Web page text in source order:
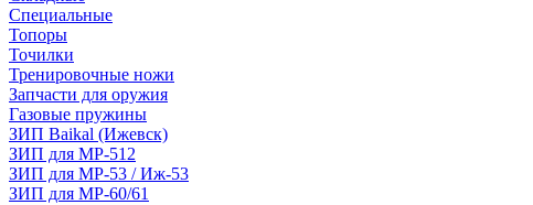
Специальные
Топоры
Точилки
Тренировочные ножи
Запчасти для оружия
Газовые пружины
ЗИП Baikal (Ижевск)
ЗИП для МР-512
ЗИП для МР-53 / Иж-53
ЗИП для МР-60/61